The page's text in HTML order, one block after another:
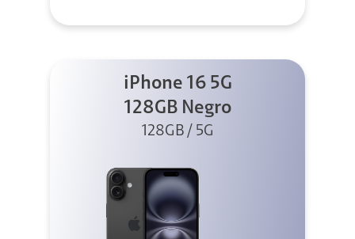
iPhone 16 5G
128GB Negro
128GB / 5G